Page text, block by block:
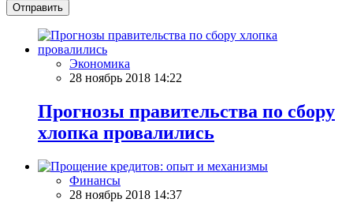
Отправить
Экономика
28 ноябрь 2018 14:22
Прогнозы правительства по сбору
хлопка провалились
Финансы
28 ноябрь 2018 14:37